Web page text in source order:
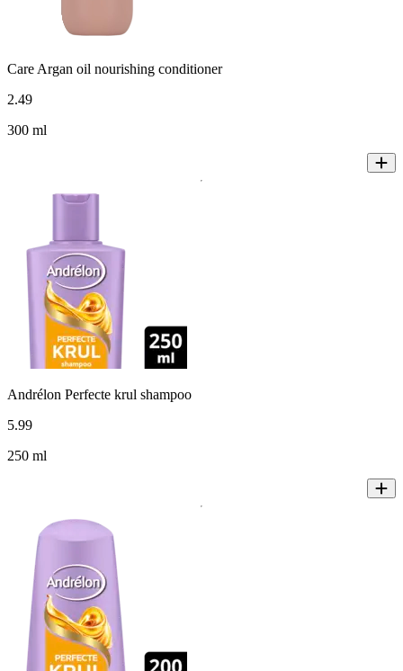
Care Argan oil nourishing conditioner
2.49
300 ml
Andrélon Perfecte krul shampoo
5.99
250 ml